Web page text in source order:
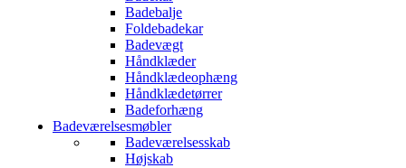
Badebalje
Foldebadekar
Badevægt
Håndklæder
Håndklædeophæng
Håndklædetørrer
Badeforhæng
Badeværelsesmøbler
Badeværelsesskab
Højskab